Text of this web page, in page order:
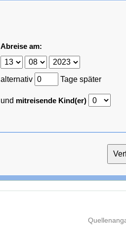
Abreise am:
alternativ Tage später
und mitreisende Kind(er)